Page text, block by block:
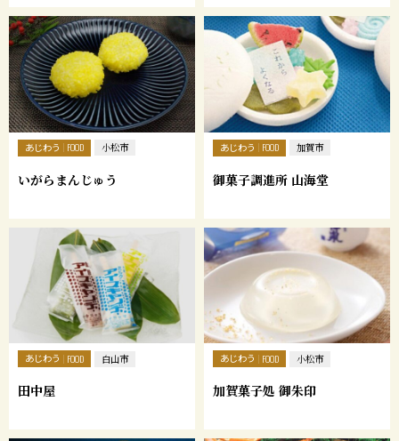
あじわう FOOD 小松市
いがらまんじゅう
あじわう FOOD 加賀市
御菓子調進所 山海堂
あじわう FOOD 白山市
田中屋
あじわう FOOD 小松市
加賀菓子処 御朱印